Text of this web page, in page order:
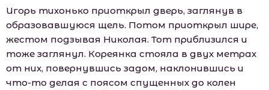
Игорь тихонько приоткрыл дверь, заглянув в
образовавшуюся щель. Потом приоткрыл шире,
жестом подзывая Николая. Тот приблизился и
тоже заглянул. Кореянка стояла в двух метрах
от них, повернувшись задом, наклонившись и
что-то делая с поясом спущенных до колен